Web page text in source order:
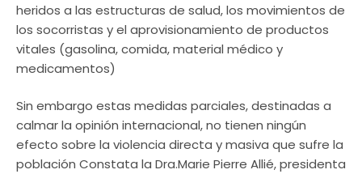
heridos a las estructuras de salud, los movimientos de
los socorristas y el aprovisionamiento de productos
vitales (gasolina, comida, material médico y
medicamentos)
Sin embargo estas medidas parciales, destinadas a
calmar la opinión internacional, no tienen ningún
efecto sobre la violencia directa y masiva que sufre la
población Constata la Dra.Marie Pierre Allié, presidenta